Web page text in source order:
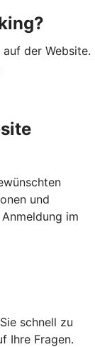
der Website.
und
im
schnell zu
Ihre Fragen.